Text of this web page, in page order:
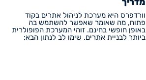
וורדפרס היא מערכת לניהול אתרים בקוד
פתוח, מה שאומר שאפשר להשתמש בה
באופן חופשי בחינם. זוהי המערכת הפופולרית
ביותר לבניית אתרים. שימו לב לנתון הבא: